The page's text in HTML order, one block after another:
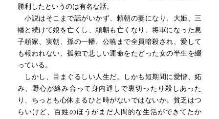
勝利したというのは有名な話。
小説はそこまで話がいかず、頼朝の妻になり、大姫、三
幡と続けて娘を亡くし、頼朝も亡くなり、将軍になった息
子頼家、実朝、孫の一幡、公暁まで全員暗殺され、愛して
も報われない、孤独で悲しい運命をたどった女の半生を綴
っている。
しかし、目まぐるしい人生だ。しかも短期間に愛憎、妬
み、野心が絡み合って身内通しで裏切ったり殺しあった
り、ちっとも心休まるひと時がないではないか。貧乏はつ
らいけど、百姓のほうがまだ人間的な生活ができてたか